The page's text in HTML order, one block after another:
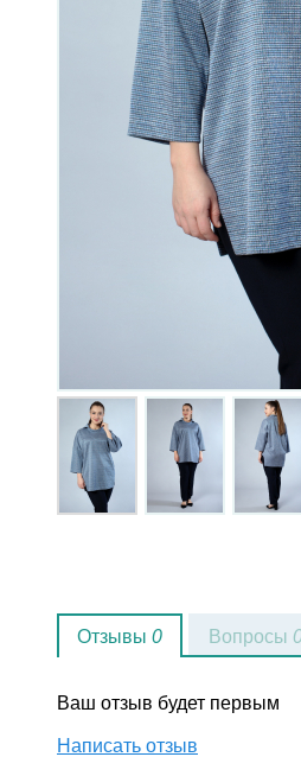
Отзывы 0
Ваш отзыв будет первым
Написать отзыв
Вопросы